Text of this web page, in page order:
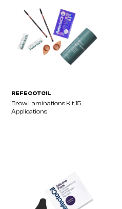
REFECOTCIL
Eyelash Curl/Lift Glue 4ml